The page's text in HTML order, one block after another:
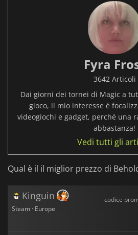
Fyra
3642 Articoli
Dai giorni dei tornei di Magic a
gioco, il mio interesse è
videogiochi e gadget, perché una
abbastanza!
Vedi tutti gli
Qual è il il miglior prezzo di
Kinguin
Steam · Europe
codice